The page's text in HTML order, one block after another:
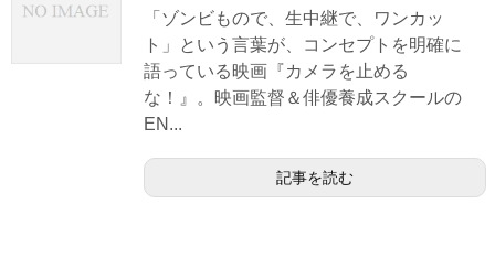
「ゾンビもので、生中継で、ワンカッ
ト」という言葉が、コンセプトを明確に
語っている映画『カメラを止める
な！』。映画監督＆俳優養成スクールの
EN...
記事を読む